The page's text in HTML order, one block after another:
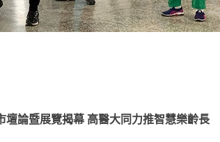
壇論暨展覽揭幕 高醫大同力推智慧樂齡長